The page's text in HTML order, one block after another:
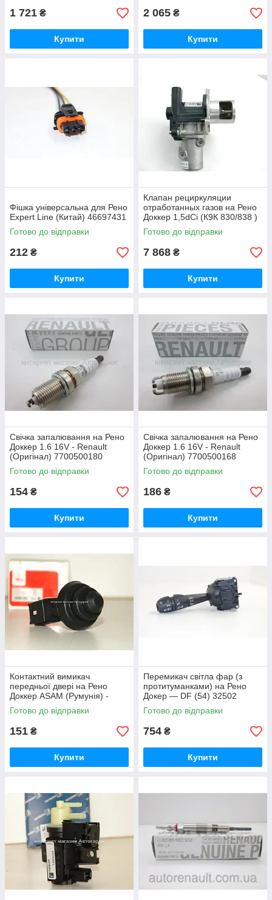
1 721 ₴
Купити
2 065 ₴
Купити
Фішка універсальна для Рено
Expert Line (Китай) 46697431
Готово до відправки
212 ₴
Купити
Клапан рециркуляции
отработанных газов на Рено
Доккер 1,5dCi (К9К 830/838 )
— PIERBURG (Германия) -
700368150
Готово до відправки
7 868 ₴
Купити
Свічка запалювання на Рено
Доккер 1.6 16V - Renault
(Оригінал) 7700500180
Готово до відправки
154 ₴
Купити
Свічка запалювання на Рено
Доккер 1.6 16V - Renault
(Оригінал) 7700500168
Готово до відправки
186 ₴
Купити
Контактний вимикач
передньої двері на Рено
Доккер ASAM (Румунія) -
30341
Готово до відправки
151 ₴
Купити
Перемикач світла фар (з
протитуманками) на Рено
Докер — DF (54) 32502
Готово до відправки
754 ₴
Купити